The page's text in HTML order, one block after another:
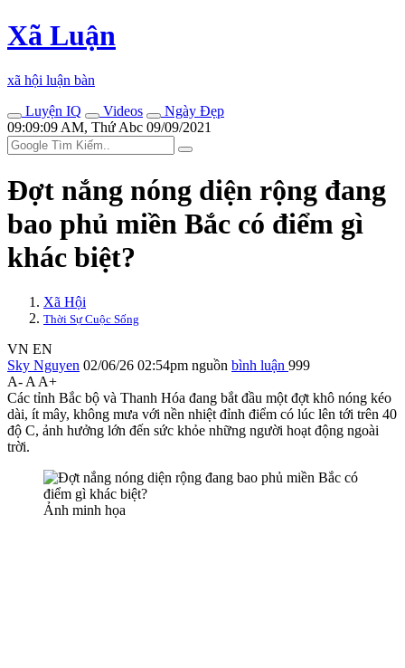
Xã Luận
xã hội luận bàn
Luyện IQ
Videos
Ngày Đẹp
09:09:09 AM, Thứ Abc 09/09/2021
Đợt nắng nóng diện rộng đang
bao phủ miền Bắc có điểm gì
khác biệt?
Xã Hội
Thời Sự Cuộc Sống
VN EN
Sky Nguyen 02/06/26 02:54pm nguồn bình luận 999
A- A A+
Các tỉnh Bắc bộ và Thanh Hóa đang bắt đầu một đợt khô nóng kéo
dài, ít mây, không mưa với nền nhiệt đỉnh điểm có lúc lên tới trên 40
độ C, ảnh hưởng lớn đến sức khỏe những người hoạt động ngoài
trời.
Ảnh minh họa